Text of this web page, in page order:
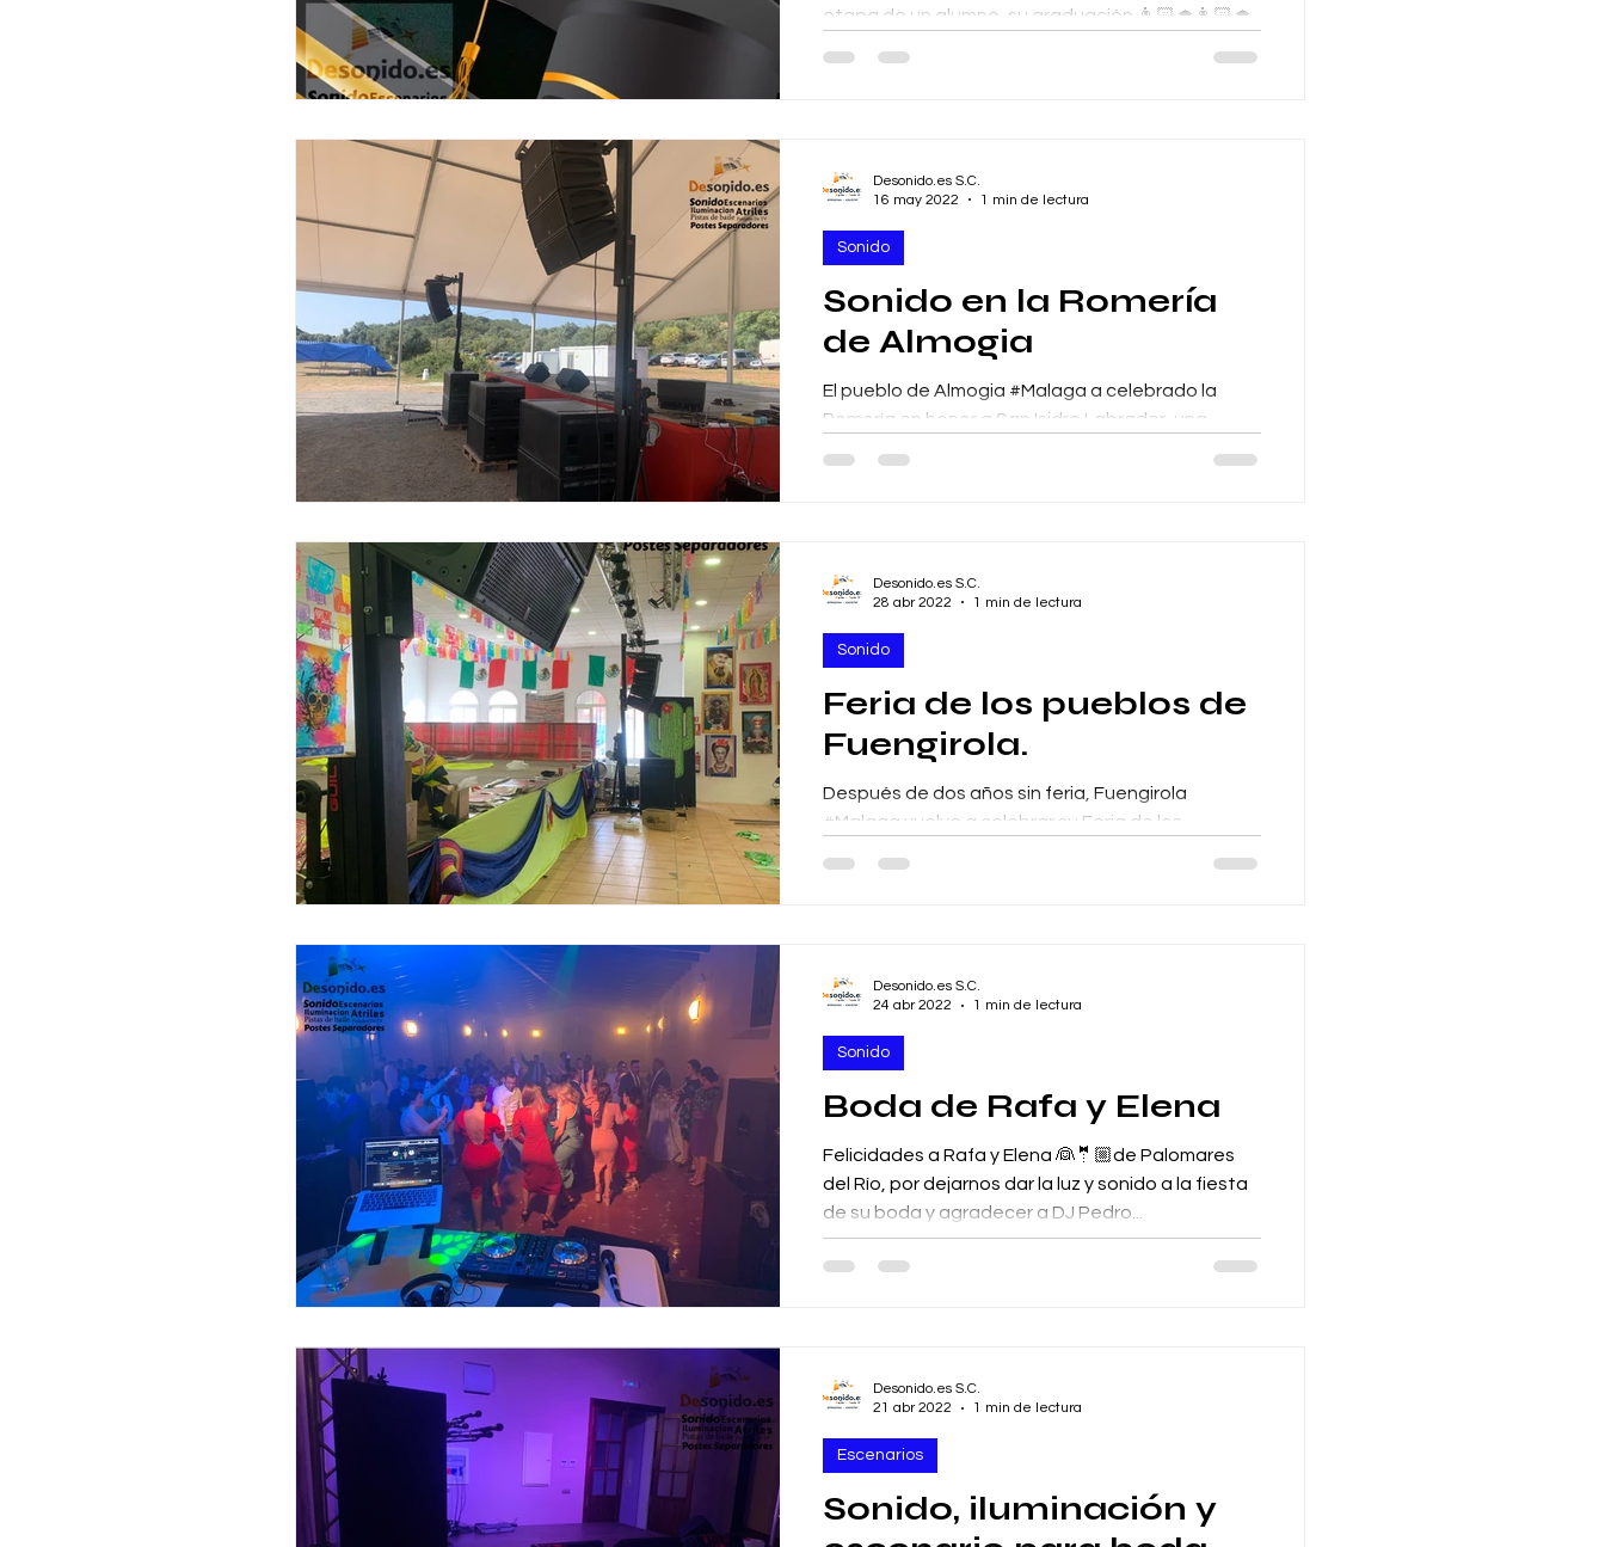
etapa de un alumno, su graduación 👨🏻‍🎓👩🏻‍🎓,
Sonido en la Romería
de Almogia
El pueblo de Almogia #Malaga a celebrado la
Romería en honor a San Isidro Labrador, una
Sonido
Desonido.es S.C.
16 may 2022
1 min de lectura
Feria de los pueblos de
Fuengirola.
Después de dos años sin feria, Fuengirola
#Malaga vuelve a celebrar su Feria de los
Sonido
Desonido.es S.C.
28 abr 2022
1 min de lectura
Boda de Rafa y Elena
Felicidades a Rafa y Elena 👰🤵🏼de Palomares
del Río, por dejarnos dar la luz y sonido a la fiesta
de su boda y agradecer a DJ Pedro...
Sonido
Desonido.es S.C.
24 abr 2022
1 min de lectura
Sonido, iluminación y
Escenarios
Desonido.es S.C.
21 abr 2022
1 min de lectura